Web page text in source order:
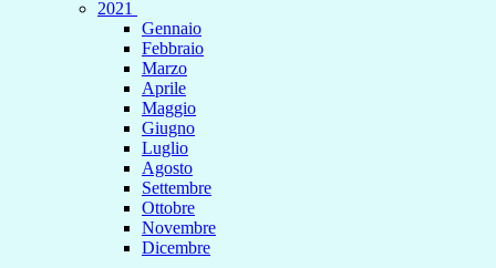
2021
Gennaio
Febbraio
Marzo
Aprile
Maggio
Giugno
Luglio
Agosto
Settembre
Ottobre
Novembre
Dicembre